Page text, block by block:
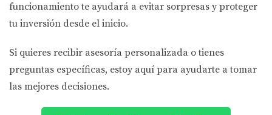
funcionamiento te ayudará a evitar sorpresas y proteger
tu inversión desde el inicio.
Si quieres recibir asesoría personalizada o tienes
preguntas específicas, estoy aquí para ayudarte a tomar
las mejores decisiones.